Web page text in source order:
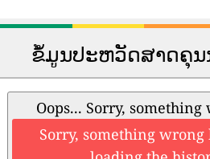
ຂໍ້ມູນປະຫວັດສາດຄຸນ
Oops... Sorry,
Sorry, something